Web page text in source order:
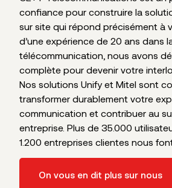
confiance pour construire la
sur site qui répond précisément à
d’une expérience de 20 ans dans
télécommunication, nous avons
complète pour devenir votre
Nos solutions Unify et Mitel sont
transformer durablement votre
communication et contribuer au
entreprise. Plus de 35.000
1.200 entreprises clientes nous
On vous en dit plus sur nous